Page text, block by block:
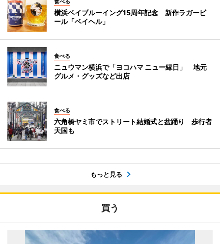
横浜ベイブルーイング15周年記念 新作ラガービ
ール「ベイヘル」
食べる
ニュウマン横浜で「ヨコハマ ニュー縁日」 地元
グルメ・グッズなど出店
食べる
六角橋ヤミ市でストリート結婚式と盆踊り 歩行者
天国も
もっと見る
買う